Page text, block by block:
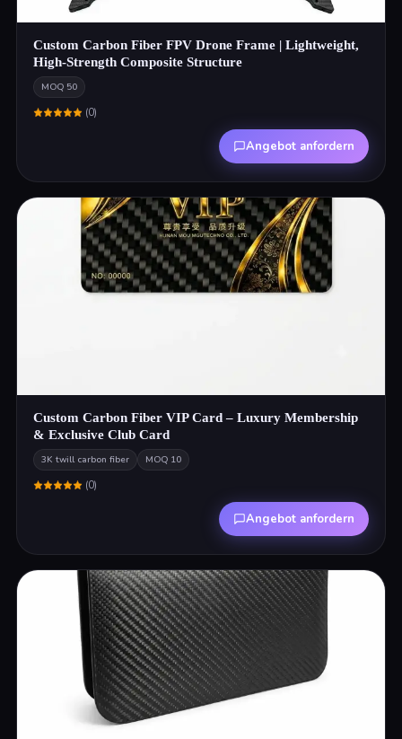
Custom Carbon Fiber FPV Drone Frame | Lightweight,
High-Strength Composite Structure
MOQ 50
(0)
Angebot anfordern
Custom Carbon Fiber VIP Card – Luxury Membership
& Exclusive Club Card
3K twill carbon fiber MOQ 10
(0)
Angebot anfordern